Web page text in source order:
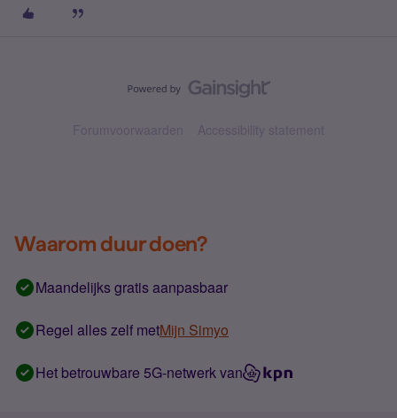
Forumvoorwaarden Accessibility statement
Waarom duur doen?
Maandelijks gratis aanpasbaar
Regel alles zelf metMijn Simyo
Het betrouwbare 5G-netwerk van